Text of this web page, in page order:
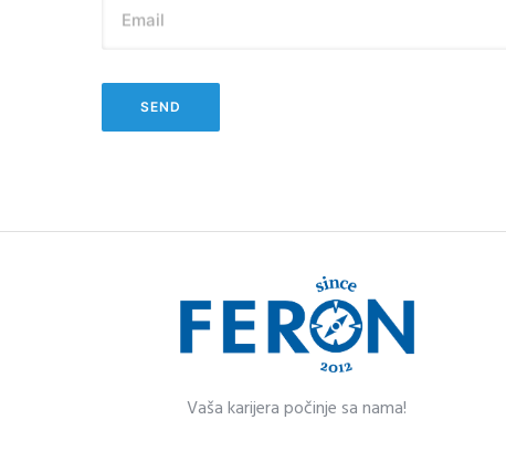
Email
Vaša karijera počinje sa nama!